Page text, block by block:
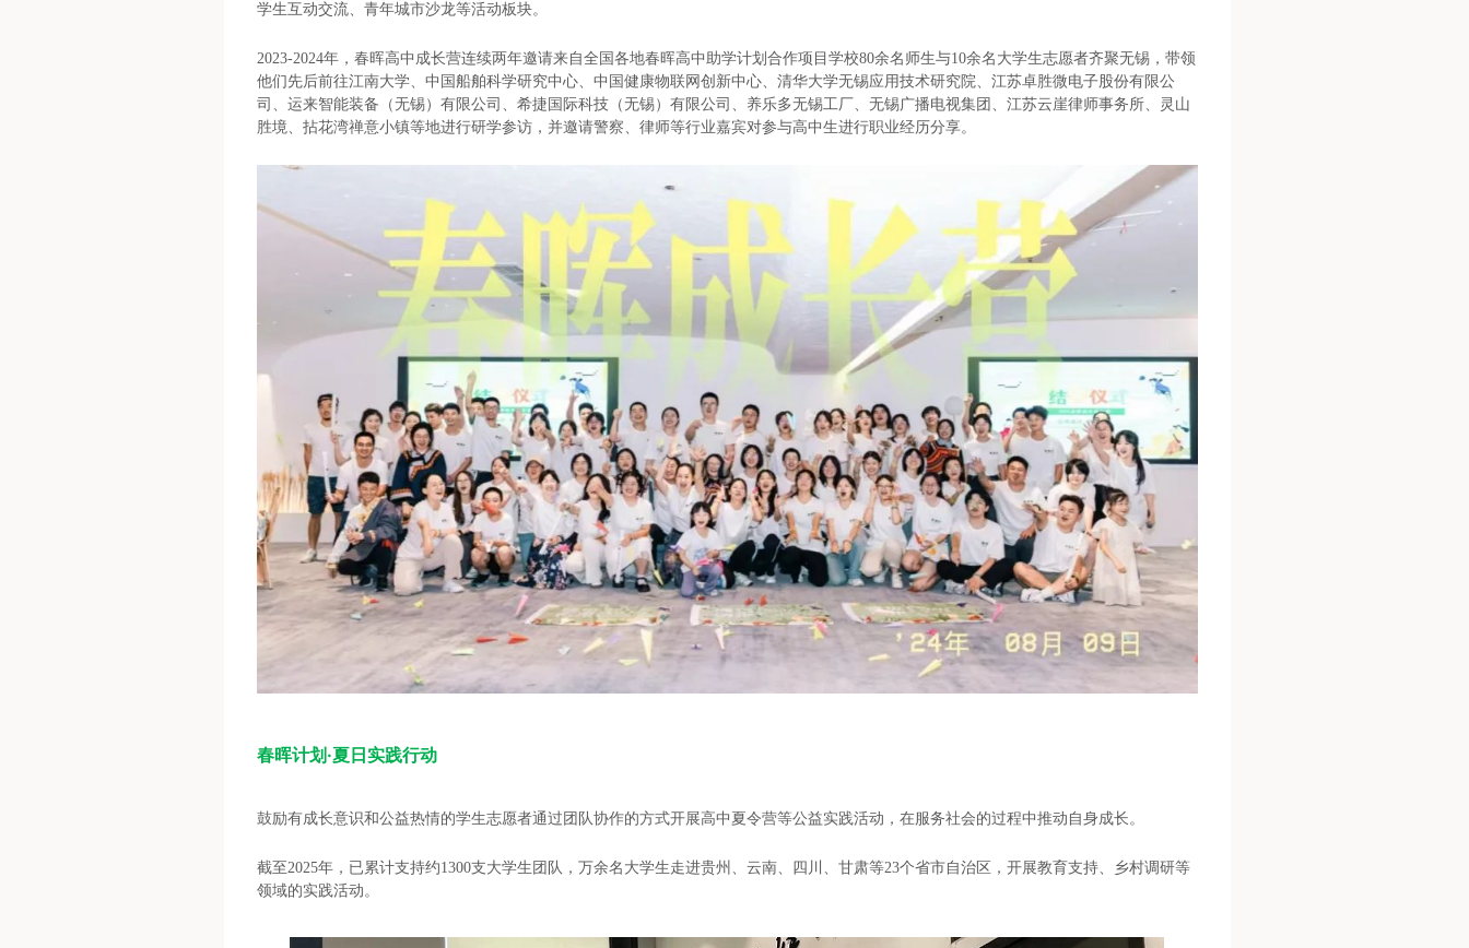
学生互动交流、青年城市沙龙等活动板块。
2023-2024年，春晖高中成长营连续两年邀请来自全国各地春晖高中助学计划合作项目学校80余名师生与10余名大学生志愿者齐聚无锡，带领
他们先后前往江南大学、中国船舶科学研究中心、中国健康物联网创新中心、清华大学无锡应用技术研究院、江苏卓胜微电子股份有限公
司、运来智能装备（无锡）有限公司、希捷国际科技（无锡）有限公司、养乐多无锡工厂、无锡广播电视集团、江苏云崖律师事务所、灵山
胜境、拈花湾禅意小镇等地进行研学参访，并邀请警察、律师等行业嘉宾对参与高中生进行职业经历分享。
春晖计划·夏日实践行动
鼓励有成长意识和公益热情的学生志愿者通过团队协作的方式开展高中夏令营等公益实践活动，在服务社会的过程中推动自身成长。
截至2025年，已累计支持约1300支大学生团队，万余名大学生走进贵州、云南、四川、甘肃等23个省市自治区，开展教育支持、乡村调研等
领域的实践活动。